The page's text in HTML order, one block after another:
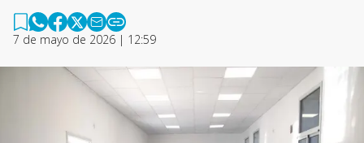
7 de mayo de 2026 | 12:59